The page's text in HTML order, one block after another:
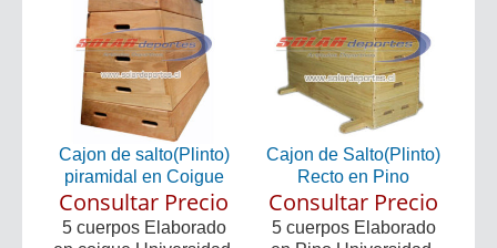
Cajon de salto(Plinto)
piramidal en Coigue
Consultar Precio
5 cuerpos Elaborado
Cajon de Salto(Plinto)
Recto en Pino
Consultar Precio
5 cuerpos Elaborado